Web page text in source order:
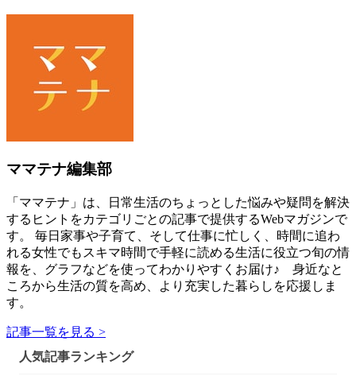
ママテナ編集部
「ママテナ」は、日常生活のちょっとした悩みや疑問を解決
するヒントをカテゴリごとの記事で提供するWebマガジンで
す。 毎日家事や子育て、そして仕事に忙しく、時間に追わ
れる女性でもスキマ時間で手軽に読める生活に役立つ旬の情
報を、グラフなどを使ってわかりやすくお届け♪ 身近なと
ころから生活の質を高め、より充実した暮らしを応援しま
す。
記事一覧を見る >
人気記事ランキング